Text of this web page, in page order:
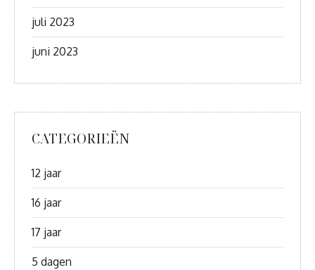
juli 2023
juni 2023
CATEGORIEËN
12 jaar
16 jaar
17 jaar
5 dagen